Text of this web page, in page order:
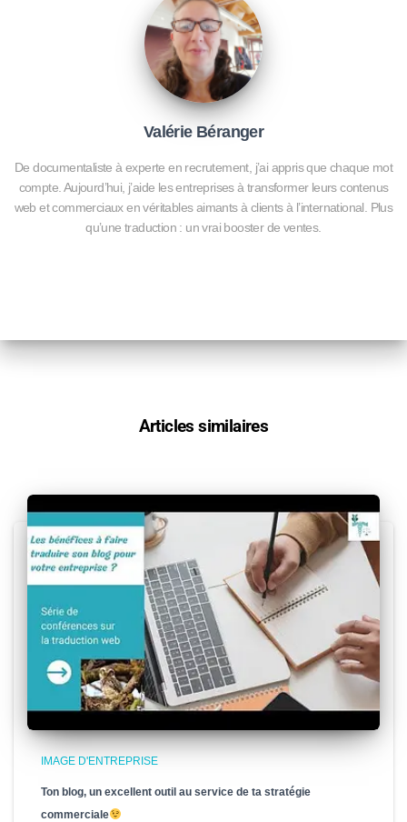
Valérie Béranger
De documentaliste à experte en recrutement, j’ai appris que chaque mot
compte. Aujourd’hui, j’aide les entreprises à transformer leurs contenus
web et commerciaux en véritables aimants à clients à l’international. Plus
qu’une traduction : un vrai booster de ventes.
Articles similaires
IMAGE D'ENTREPRISE
Ton blog, un excellent outil au service de ta stratégie
commerciale